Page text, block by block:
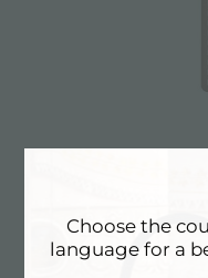
Choose the
language for a